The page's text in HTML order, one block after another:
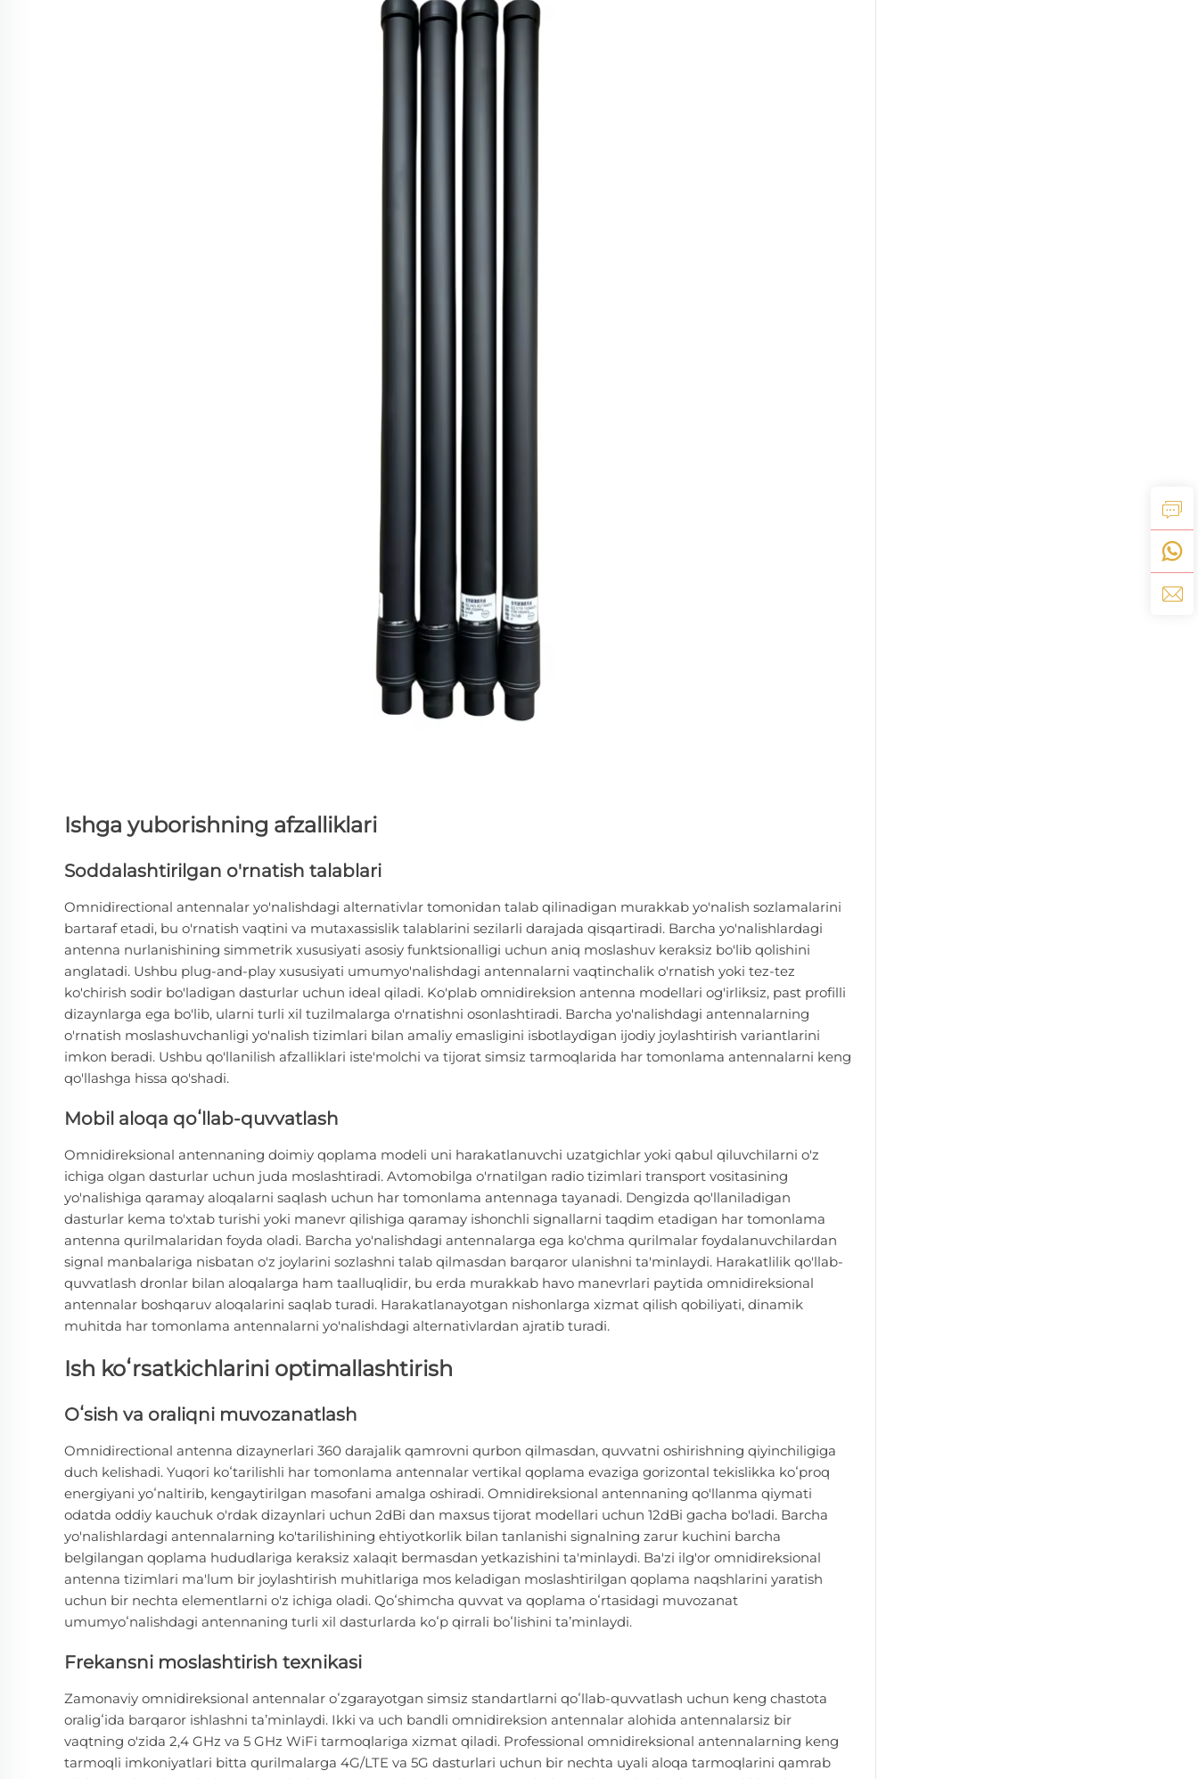
Ishga yuborishning afzalliklari
Soddalashtirilgan o'rnatish talablari
Omnidirectional antennalar yo'nalishdagi alternativlar tomonidan talab qilinadigan murakkab yo'nalish sozlamalarini
bartaraf etadi, bu o'rnatish vaqtini va mutaxassislik talablarini sezilarli darajada qisqartiradi. Barcha yo'nalishlardagi
antenna nurlanishining simmetrik xususiyati asosiy funktsionalligi uchun aniq moslashuv keraksiz bo'lib qolishini
anglatadi. Ushbu plug-and-play xususiyati umumyo'nalishdagi antennalarni vaqtinchalik o'rnatish yoki tez-tez
ko'chirish sodir bo'ladigan dasturlar uchun ideal qiladi. Ko'plab omnidireksion antenna modellari og'irliksiz, past profilli
dizaynlarga ega bo'lib, ularni turli xil tuzilmalarga o'rnatishni osonlashtiradi. Barcha yo'nalishdagi antennalarning
o'rnatish moslashuvchanligi yo'nalish tizimlari bilan amaliy emasligini isbotlaydigan ijodiy joylashtirish variantlarini
imkon beradi. Ushbu qo'llanilish afzalliklari iste'molchi va tijorat simsiz tarmoqlarida har tomonlama antennalarni keng
qo'llashga hissa qo'shadi.
Mobil aloqa qoʻllab-quvvatlash
Omnidireksional antennaning doimiy qoplama modeli uni harakatlanuvchi uzatgichlar yoki qabul qiluvchilarni o'z
ichiga olgan dasturlar uchun juda moslashtiradi. Avtomobilga o'rnatilgan radio tizimlari transport vositasining
yo'nalishiga qaramay aloqalarni saqlash uchun har tomonlama antennaga tayanadi. Dengizda qo'llaniladigan
dasturlar kema to'xtab turishi yoki manevr qilishiga qaramay ishonchli signallarni taqdim etadigan har tomonlama
antenna qurilmalaridan foyda oladi. Barcha yo'nalishdagi antennalarga ega ko'chma qurilmalar foydalanuvchilardan
signal manbalariga nisbatan o'z joylarini sozlashni talab qilmasdan barqaror ulanishni ta'minlaydi. Harakatlilik qo'llab-
quvvatlash dronlar bilan aloqalarga ham taalluqlidir, bu erda murakkab havo manevrlari paytida omnidireksional
antennalar boshqaruv aloqalarini saqlab turadi. Harakatlanayotgan nishonlarga xizmat qilish qobiliyati, dinamik
muhitda har tomonlama antennalarni yo'nalishdagi alternativlardan ajratib turadi.
Ish koʻrsatkichlarini optimallashtirish
Oʻsish va oraliqni muvozanatlash
Omnidirectional antenna dizaynerlari 360 darajalik qamrovni qurbon qilmasdan, quvvatni oshirishning qiyinchiligiga
duch kelishadi. Yuqori koʻtarilishli har tomonlama antennalar vertikal qoplama evaziga gorizontal tekislikka koʻproq
energiyani yoʻnaltirib, kengaytirilgan masofani amalga oshiradi. Omnidireksional antennaning qo'llanma qiymati
odatda oddiy kauchuk o'rdak dizaynlari uchun 2dBi dan maxsus tijorat modellari uchun 12dBi gacha bo'ladi. Barcha
yo'nalishlardagi antennalarning ko'tarilishining ehtiyotkorlik bilan tanlanishi signalning zarur kuchini barcha
belgilangan qoplama hududlariga keraksiz xalaqit bermasdan yetkazishini ta'minlaydi. Ba'zi ilg'or omnidireksional
antenna tizimlari ma'lum bir joylashtirish muhitlariga mos keladigan moslashtirilgan qoplama naqshlarini yaratish
uchun bir nechta elementlarni o'z ichiga oladi. Qoʻshimcha quvvat va qoplama oʻrtasidagi muvozanat
umumyoʻnalishdagi antennaning turli xil dasturlarda koʻp qirrali boʻlishini taʼminlaydi.
Frekansni moslashtirish texnikasi
Zamonaviy omnidireksional antennalar oʻzgarayotgan simsiz standartlarni qoʻllab-quvvatlash uchun keng chastota
oraligʻida barqaror ishlashni taʼminlaydi. Ikki va uch bandli omnidireksion antennalar alohida antennalarsiz bir
vaqtning o'zida 2,4 GHz va 5 GHz WiFi tarmoqlariga xizmat qiladi. Professional omnidireksional antennalarning keng
tarmoqli imkoniyatlari bitta qurilmalarga 4G/LTE va 5G dasturlari uchun bir nechta uyali aloqa tarmoqlarini qamrab